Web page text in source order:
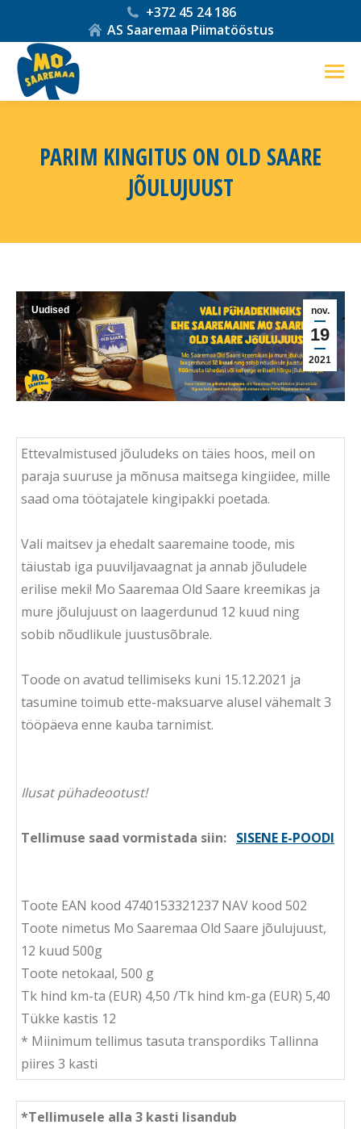
+372 45 24 186
AS Saaremaa Piimatööstus
PARIM KINGITUS ON OLD SAARE
JÕULUJUUST
nov.
19
2021
Uudised
Ettevalmistused jõuludeks on täies hoos, meil on
paraja suuruse ja mõnusa maitsega kingiidee, mille
saad oma töötajatele kingipakki poetada.
Vali maitsev ja ehedalt saaremaine toode, mis
täiustab iga puuviljavaagnat ja annab jõuludele
erilise meki! Mo Saaremaa Old Saare kreemikas ja
mure jõulujuust on laagerdunud 12 kuud ning
sobib nõudlikule juustusõbrale.
Toode on avatud tellimiseks kuni 15.12.2021 ja
tasumine toimub ette-maksuarve alusel vähemalt 3
tööpäeva enne kauba tarnimist.
Ilusat pühadeootust!
Tellimuse saad vormistada siin: SISENE E-POODI
Toote EAN kood 4740153321237 NAV kood 502
Toote nimetus Mo Saaremaa Old Saare jõulujuust,
12 kuud 500g
Toote netokaal, 500 g
Tk hind km-ta (EUR) 4,50 /Tk hind km-ga (EUR) 5,40
Tükke kastis 12
* Miinimum tellimus tasuta transpordiks Tallinna
piires 3 kasti
*Tellimusele alla 3 kasti lisandub